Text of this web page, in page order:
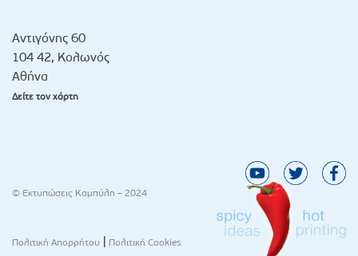
Αντιγόνης 60
104 42, Κολωνός
Αθήνα
Δείτε τον χάρτη
© Εκτυπώσεις Καμπύλη – 2024
Πολιτική Απορρήτου | Πολιτική Cookies